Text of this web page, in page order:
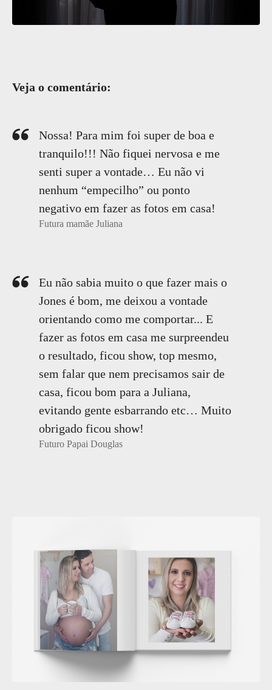
Veja o comentário:
Nossa! Para mim foi super de boa e
tranquilo!!! Não fiquei nervosa e me
senti super a vontade… Eu não vi
nenhum “empecilho” ou ponto
negativo em fazer as fotos em casa!
Futura mamãe Juliana
Eu não sabia muito o que fazer mais o
Jones é bom, me deixou a vontade
orientando como me comportar... E
fazer as fotos em casa me surpreendeu
o resultado, ficou show, top mesmo,
sem falar que nem precisamos sair de
casa, ficou bom para a Juliana,
evitando gente esbarrando etc… Muito
obrigado ficou show!
Futuro Papai Douglas